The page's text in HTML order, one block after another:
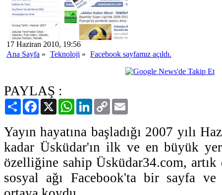
17 Haziran 2010, 19:56
Ana Sayfa » Teknoloji » Facebook sayfamız açıldı.
PAYLAŞ :
PaylaşFacebook
X WhatsAppLinkedIn
Copy
Link
Yayın hayatına başladığı 2007 yılı
kadar Üsküdar'ın ilk ve en büyük
özelliğine sahip Üsküdar34.com, artık
sosyal ağı Facebook'ta bir sayfa ve